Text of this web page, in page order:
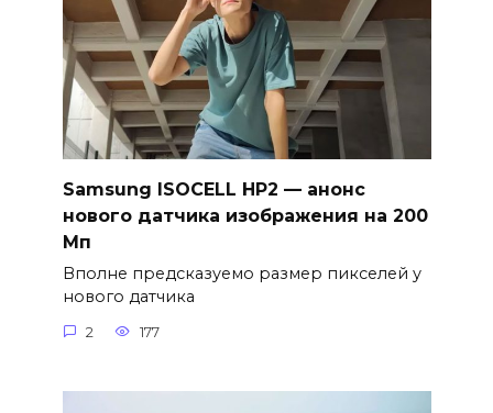
Samsung ISOCELL HP2 — анонс
нового датчика изображения на 200
Мп
Вполне предсказуемо размер пикселей у
нового датчика
2 177